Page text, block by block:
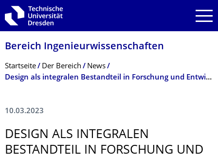
Zur Hauptnavigation springen
Zur Suche springen
Zum Inhalt springen
Bereich Ingenieur­wissen­schaften
Breadcrumb-Menü
Startseite Der Bereich
News
Design als integralen Bestandteil in Forschung und Entwicklung etablieren – TUD und Fraunhofer weihen gemeinsames DesignLab ein
10.03.2023
DESIGN ALS INTEGRALEN
BESTANDTEIL IN FORSCHUNG UND